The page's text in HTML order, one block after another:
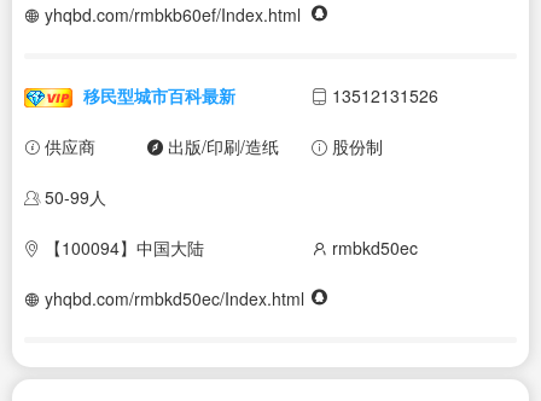
yhqbd.com/rmbkb60ef/Index.html
移民型城市百科最新 13512131526
供应商 出版/印刷/造纸 股份制
50-99人
【100094】中国大陆 rmbkd50ec
yhqbd.com/rmbkd50ec/Index.html